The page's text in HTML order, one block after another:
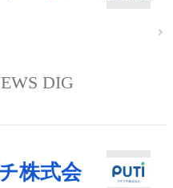
DIG
株式会